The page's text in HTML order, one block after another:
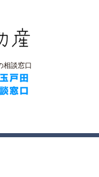
相談窓口